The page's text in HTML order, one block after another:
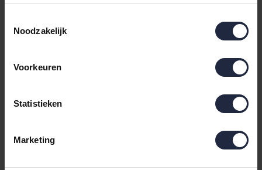
Noodzakelijk
Voorkeuren
Statistieken
Marketing
Washandje türkis 16x22
€5,50
Washandje koralle 16x22
producten waarop u kunt vertrouwen.